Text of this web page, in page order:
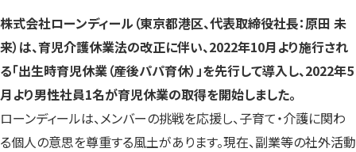
す） す） す）
株式会社ローンディール（東京都港区、代表取締役社長：原田 未
来）は、育児介護休業法の改正に伴い、2022年10月より施行され
る「出生時育児休業（産後パパ育休）」を先行して導入し、2022年5
月より男性社員1名が育児休業の取得を開始しました。
ローンディールは、メンバーの挑戦を応援し、子育て・介護に関わ
る個人の意思を尊重する風土があります。現在、副業等の社外活動